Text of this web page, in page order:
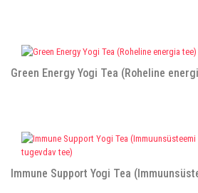
Green Energy Yogi Tea (Roheline
Immune Support Yogi Tea